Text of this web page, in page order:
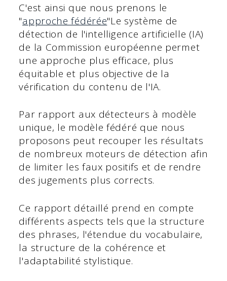
C'est ainsi que nous prenons le
"approche fédérée"Le système de
détection de l'intelligence artificielle (IA)
de la Commission européenne permet
une approche plus efficace, plus
équitable et plus objective de la
vérification du contenu de l'IA.
Par rapport aux détecteurs à modèle
unique, le modèle fédéré que nous
proposons peut recouper les résultats
de nombreux moteurs de détection afin
de limiter les faux positifs et de rendre
des jugements plus corrects.
Ce rapport détaillé prend en compte
différents aspects tels que la structure
des phrases, l'étendue du vocabulaire,
la structure de la cohérence et
l'adaptabilité stylistique.